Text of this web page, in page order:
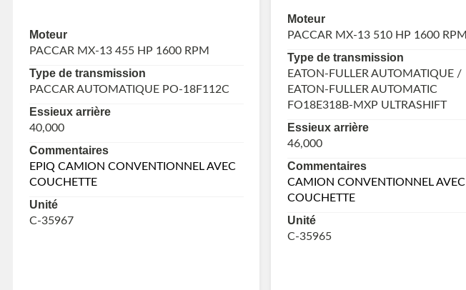
Moteur
PACCAR MX-13 455 HP 1600 RPM
Type de transmission
PACCAR AUTOMATIQUE PO-18F112C
Essieux arrière
40,000
Commentaires
EPIQ CAMION CONVENTIONNEL AVEC
COUCHETTE
Unité
C-35967
Moteur
PACCAR MX-13 510 HP 1600 RPM
Type de transmission
EATON-FULLER AUTOMATIQUE /
EATON-FULLER AUTOMATIC
FO18E318B-MXP ULTRASHIFT
Essieux arrière
46,000
Commentaires
CAMION CONVENTIONNEL AVEC
COUCHETTE
Unité
C-35965